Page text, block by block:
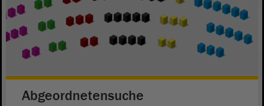
Abgeordnetensuche